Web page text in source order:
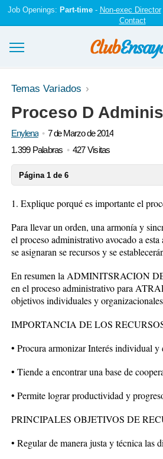
Job Openings: Part-time- Non-exec Director
Contact
Ensayos y trabajos
Registrarse
Iniciar sesión
Temas Variados
Proceso D
Enylena
7 de Marzo de 2014
1.399 Palabras
427 Visitas
Página 1 de 6
1. Explique porqué es importante el
Para llevar un orden, una armonía y
el proceso administrativo avocado a
se asignaran se recursos y se
En resumen la ADMINITSRACION
en el proceso administrativo para
objetivos individuales y
IMPORTANCIA DE LOS
• Procura armonizar Interés individual y
• Tiende a encontrar una base de
• Permite lograr productividad y
PRINCIPALES OBJETIVOS DE
• Regular de manera justa y técnica las